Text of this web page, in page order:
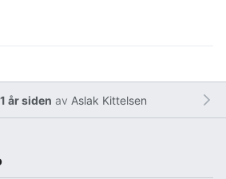
år siden av Aslak Kittelsen